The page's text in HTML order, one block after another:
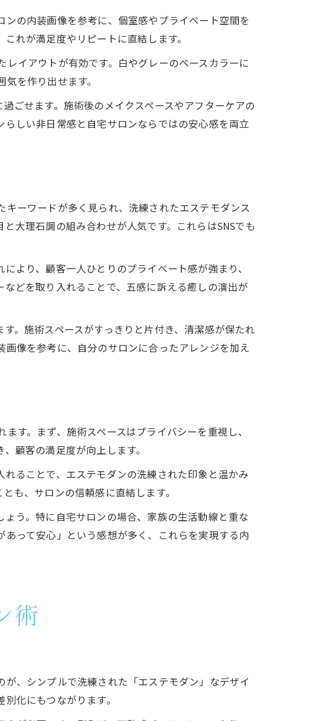
点
る理由
の内装画像を参考に、個室感やプライベート空間を
れが満足度やリピートに直結します。
イアウトが有効です。白やグレーのベースカラーに
を作り出せます。
ごせます。施術後のメイクスペースやアフターケアの
しい非日常感と自宅サロンならではの安心感を両立
ーワードが多く見られ、洗練されたエステモダンス
大理石調の組み合わせが人気です。これらはSNSでも
より、顧客一人ひとりのプライベート感が強まり、
どを取り入れることで、五感に訴える癒しの演出が
。施術スペースがすっきりと片付き、清潔感が保たれ
像を参考に、自分のサロンに合ったアレンジを加え
す。まず、施術スペースはプライバシーを重視し、
顧客の満足度が向上します。
ることで、エステモダンの洗練された印象と温かみ
も、サロンの信頼感に直結します。
う。特に自宅サロンの場合、家族の生活動線と重な
って安心」という感想が多く、これらを実現する内
術
、シンプルで洗練された「エステモダン」なデザイ
化にもつながります。